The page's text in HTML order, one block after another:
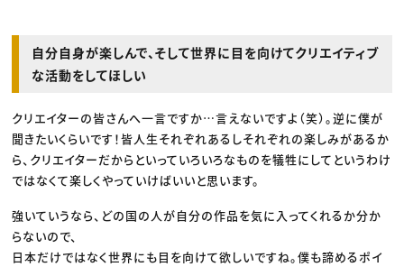
自分自身が楽しんで、そして世界に目を向けてクリエイティブ
な活動をしてほしい
クリエイターの皆さんへ一言ですか…言えないですよ（笑）。逆に僕が
聞きたいくらいです！皆人生それぞれあるしそれぞれの楽しみがあるか
ら、クリエイターだからといっていろいろなものを犠牲にしてというわけ
ではなくて楽しくやっていけばいいと思います。
強いていうなら、どの国の人が自分の作品を気に入ってくれるか分か
らないので、
日本だけではなく世界にも目を向けて欲しいですね。僕も諦めるポイ